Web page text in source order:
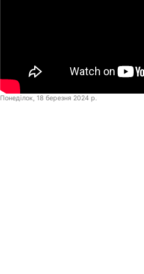
Понеділок, 18 березня 2024 р.